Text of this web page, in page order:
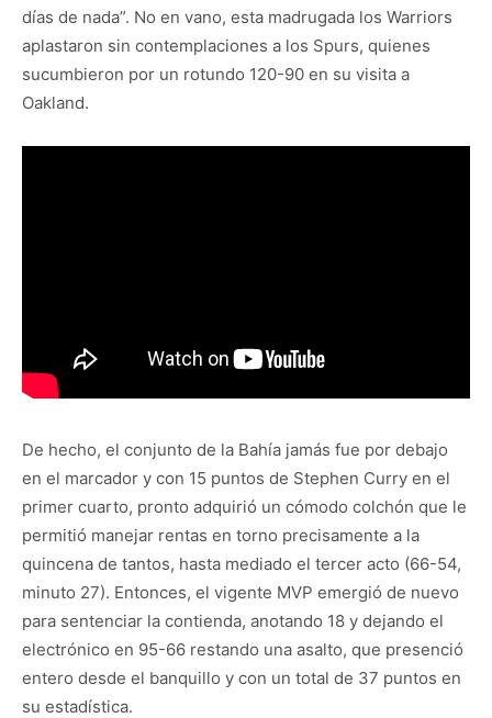
días de nada”. No en vano, esta madrugada los Warriors
aplastaron sin contemplaciones a los Spurs, quienes
sucumbieron por un rotundo 120-90 en su visita a
Oakland.
De hecho, el conjunto de la Bahía jamás fue por debajo
en el marcador y con 15 puntos de Stephen Curry en el
primer cuarto, pronto adquirió un cómodo colchón que le
permitió manejar rentas en torno precisamente a la
quincena de tantos, hasta mediado el tercer acto (66-54,
minuto 27). Entonces, el vigente MVP emergió de nuevo
para sentenciar la contienda, anotando 18 y dejando el
electrónico en 95-66 restando una asalto, que presenció
entero desde el banquillo y con un total de 37 puntos en
su estadística.